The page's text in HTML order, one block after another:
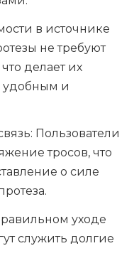
в источнике
не требуют
делает их
удобным и
Пользователи
тросов, что
о силе
уходе
служить долгие